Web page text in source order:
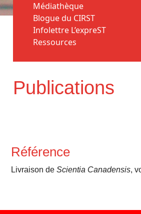
Accueil > Publications >
Publications
Médiathèque
Blogue du CIRST
Infolettre L’expreST
Ressources
Référence
Livraison deScientia Canadensis,